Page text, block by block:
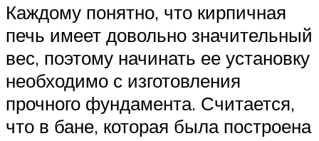
Каждому понятно, что кирпичная
печь имеет довольно значительный
вес, поэтому начинать ее установку
необходимо с изготовления
прочного фундамента. Считается,
что в бане, которая была построена